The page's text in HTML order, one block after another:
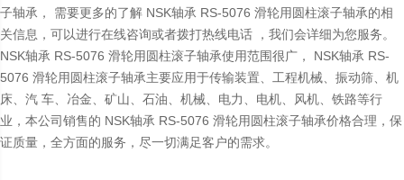
子轴承， 需要更多的了解 NSK轴承 RS-5076 滑轮用圆柱滚子轴承的相
关信息，可以进行在线咨询或者拨打热线电话 ，我们会详细为您服务。
NSK轴承 RS-5076 滑轮用圆柱滚子轴承使用范围很广， NSK轴承 RS-
5076 滑轮用圆柱滚子轴承主要应用于传输装置、工程机械、振动筛、机
床、汽 车、冶金、矿山、石油、机械、电力、电机、风机、铁路等行
业，本公司销售的 NSK轴承 RS-5076 滑轮用圆柱滚子轴承价格合理，保
证质量，全方面的服务，尽一切满足客户的需求。